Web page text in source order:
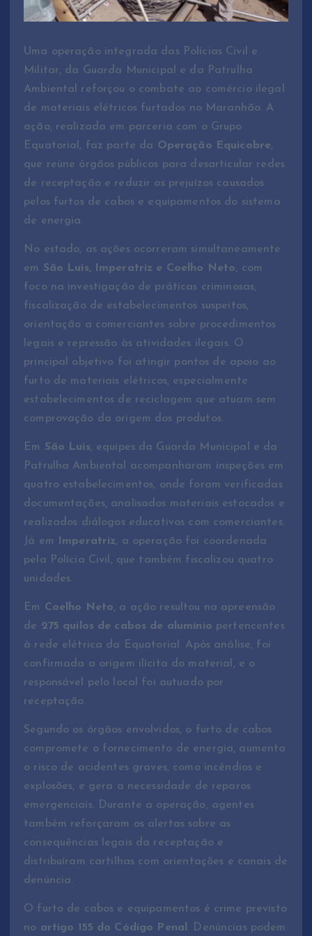
Uma operação integrada das Polícias Civil e
Militar, da Guarda Municipal e da Patrulha
Ambiental reforçou o combate ao comércio ilegal
de materiais elétricos furtados no Maranhão. A
ação, realizada em parceria com o Grupo
Equatorial, faz parte da Operação Equicobre,
que reúne órgãos públicos para desarticular redes
de receptação e reduzir os prejuízos causados
pelos furtos de cabos e equipamentos do sistema
de energia.
No estado, as ações ocorreram simultaneamente
em São Luís, Imperatriz e Coelho Neto, com
foco na investigação de práticas criminosas,
fiscalização de estabelecimentos suspeitos,
orientação a comerciantes sobre procedimentos
legais e repressão às atividades ilegais. O
principal objetivo foi atingir pontos de apoio ao
furto de materiais elétricos, especialmente
estabelecimentos de reciclagem que atuam sem
comprovação da origem dos produtos.
Em São Luís, equipes da Guarda Municipal e da
Patrulha Ambiental acompanharam inspeções em
quatro estabelecimentos, onde foram verificadas
documentações, analisados materiais estocados e
realizados diálogos educativos com comerciantes.
Já em
Imperatriz, a operação foi coordenada
pela Polícia Civil, que também fiscalizou quatro
unidades.
Em Coelho Neto, a ação resultou na apreensão
de 275 quilos de cabos de alumínio pertencentes
à rede elétrica da Equatorial. Após análise, foi
confirmada a origem ilícita do material, e o
responsável pelo local foi autuado por
receptação.
Segundo os órgãos envolvidos, o furto de cabos
compromete o fornecimento de energia, aumenta
o risco de acidentes graves, como incêndios e
explosões, e gera a necessidade de reparos
emergenciais. Durante a operação, agentes
também reforçaram os alertas sobre as
consequências legais da receptação e
distribuíram cartilhas com orientações e canais de
denúncia.
O furto de cabos e equipamentos é crime previsto
no artigo 155 do Código Penal . Denúncias podem